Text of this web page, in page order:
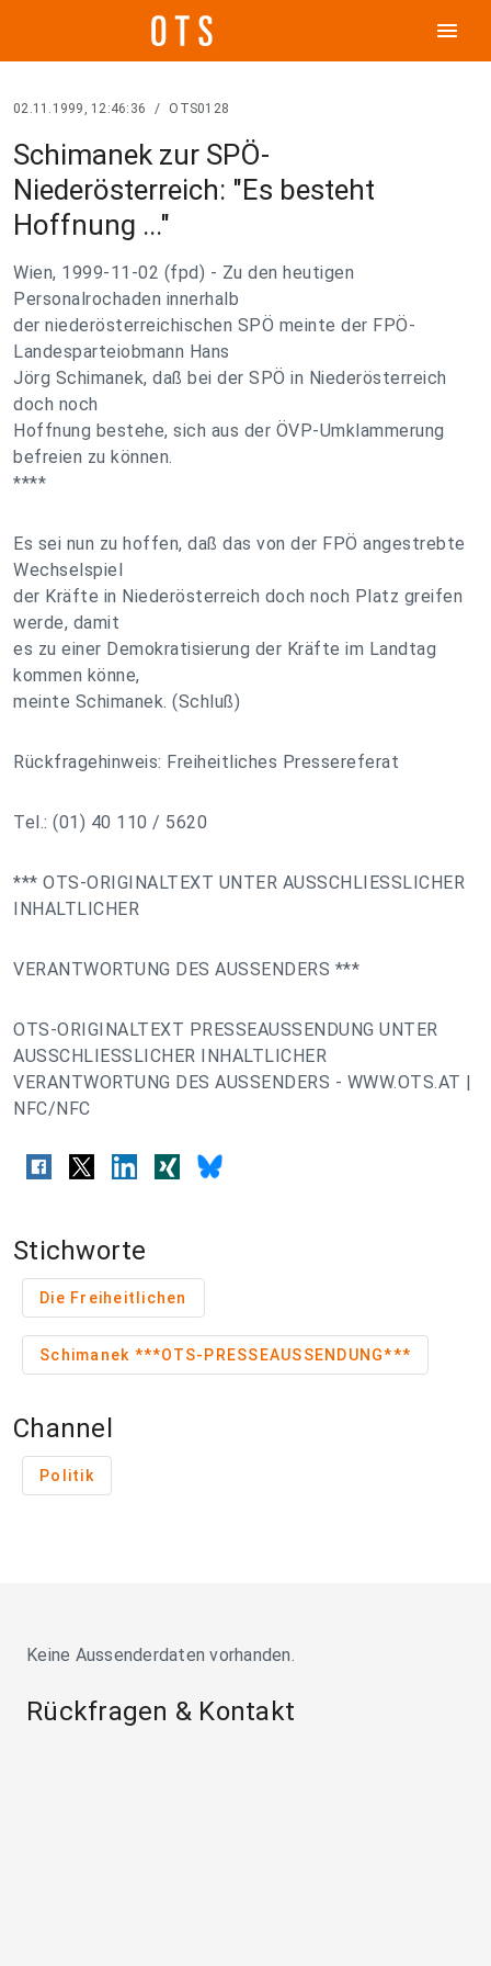
menu
02.11.1999, 12:46:36 / OTS0128
Schimanek zur SPÖ-
Niederösterreich: "Es besteht
Hoffnung ..."
Wien, 1999-11-02 (fpd) - Zu den heutigen
Personalrochaden innerhalb
der niederösterreichischen SPÖ meinte der FPÖ-
Landesparteiobmann Hans
Jörg Schimanek, daß bei der SPÖ in Niederösterreich
doch noch
Hoffnung bestehe, sich aus der ÖVP-Umklammerung
befreien zu können.
****
Es sei nun zu hoffen, daß das von der FPÖ angestrebte
Wechselspiel
der Kräfte in Niederösterreich doch noch Platz greifen
werde, damit
es zu einer Demokratisierung der Kräfte im Landtag
kommen könne,
meinte Schimanek. (Schluß)
Rückfragehinweis: Freiheitliches Pressereferat
Tel.: (01) 40 110 / 5620
*** OTS-ORIGINALTEXT UNTER AUSSCHLIESSLICHER
INHALTLICHER
VERANTWORTUNG DES AUSSENDERS ***
OTS-ORIGINALTEXT PRESSEAUSSENDUNG UNTER
AUSSCHLIESSLICHER INHALTLICHER
VERANTWORTUNG DES AUSSENDERS - WWW.OTS.AT |
NFC/NFC
Stichworte
Die Freiheitlichen
Schimanek ***OTS-PRESSEAUSSENDUNG***
Channel
Politik
Keine Aussenderdaten vorhanden.
Rückfragen & Kontakt